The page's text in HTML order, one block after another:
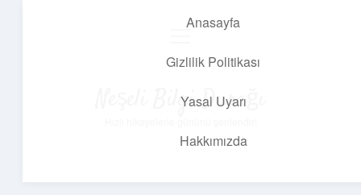
Anasayfa
Gizlilik Politikası
Yasal Uyarı
Hakkımızda
Neşeli Bilgi Durağı